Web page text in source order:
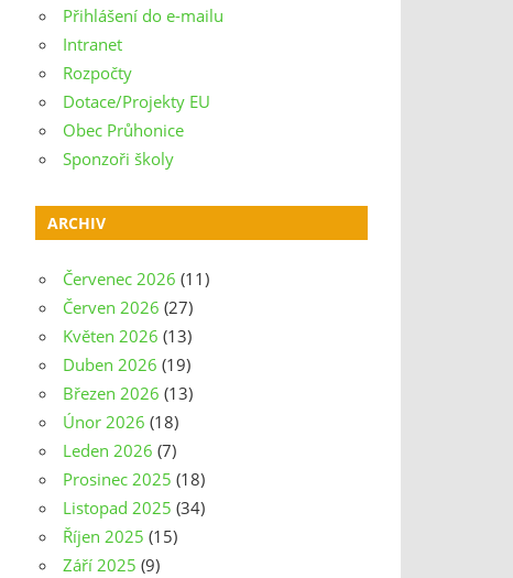
Přihlášení do e-mailu
Intranet
Rozpočty
Dotace/Projekty EU
Obec Průhonice
Sponzoři školy
ARCHIV
Červenec 2026 (11)
Červen 2026 (27)
Květen 2026 (13)
Duben 2026 (19)
Březen 2026 (13)
Únor 2026 (18)
Leden 2026 (7)
Prosinec 2025 (18)
Listopad 2025 (34)
Říjen 2025 (15)
Září 2025 (9)